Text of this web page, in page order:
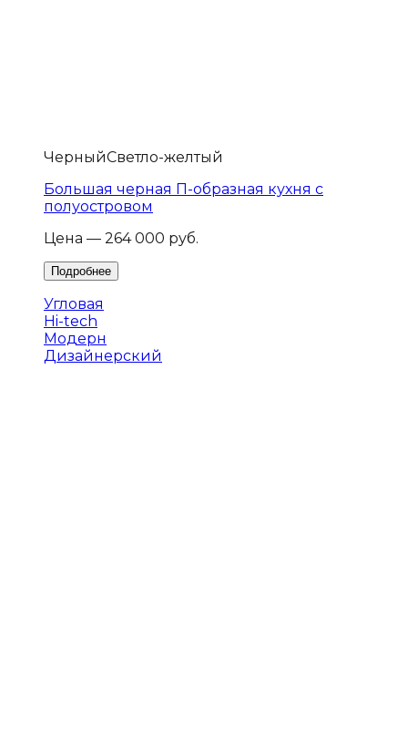
ЧерныйСветло-желтый
Большая черная П-образная кухня с
полуостровом
Цена — 264 000 руб.
Угловая
Hi-tech
Модерн
Дизайнерский